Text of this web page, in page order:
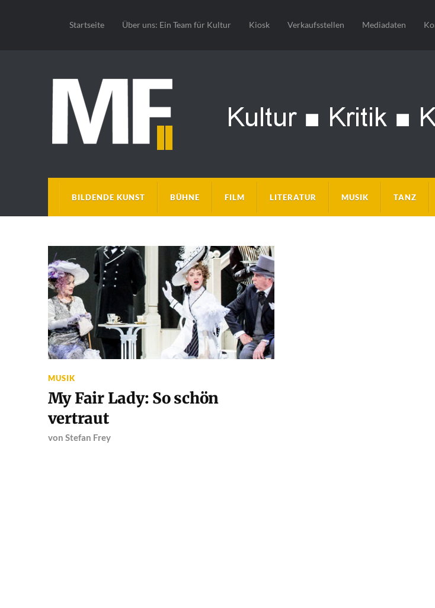
Startseite Über uns: Ein Team für Kultur Kiosk Verkaufsstellen Mediadaten
BILDENDE KUNST BÜHNE FILM LITERATUR MUSIK TANZ
MUSIK
My Fair Lady: So schön
vertraut
von Stefan Frey